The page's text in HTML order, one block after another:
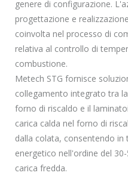
genere di configurazione.
progettazione e
coinvolta nel processo di
relativa al controllo di
combustione.
Metech STG fornisce
collegamento integrato tra
forno di riscaldo e il
carica calda nel forno di
dalla colata, consentendo
energetico nell'ordine del
carica fredda.